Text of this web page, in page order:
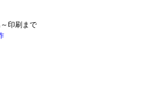
印刷まで